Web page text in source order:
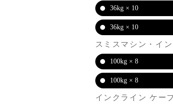
36kg × 10
36kg × 10
スミスマシン・イ
100kg × 8
100kg × 8
インクライン ケー